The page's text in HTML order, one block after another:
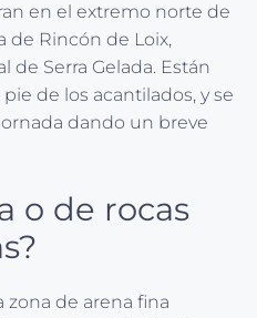
en el extremo norte de
de Rincón de Loix,
de Serra Gelada. Están
de los acantilados, y se
dando un breve
o de rocas
zona de arena fina